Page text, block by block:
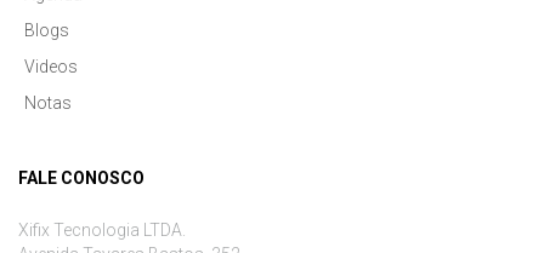
Blogs
Videos
Notas
FALE CONOSCO
Xifix Tecnologia LTDA.